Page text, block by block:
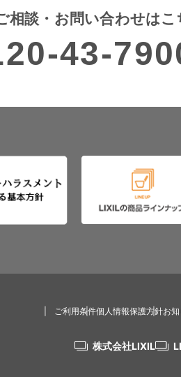
相談・お問い合わせはこ
43-
ご利用条件個人情報保護方針お
株式会社LIXIL